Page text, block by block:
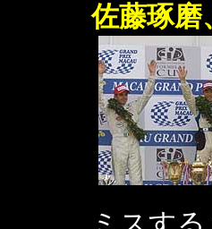
佐藤琢磨